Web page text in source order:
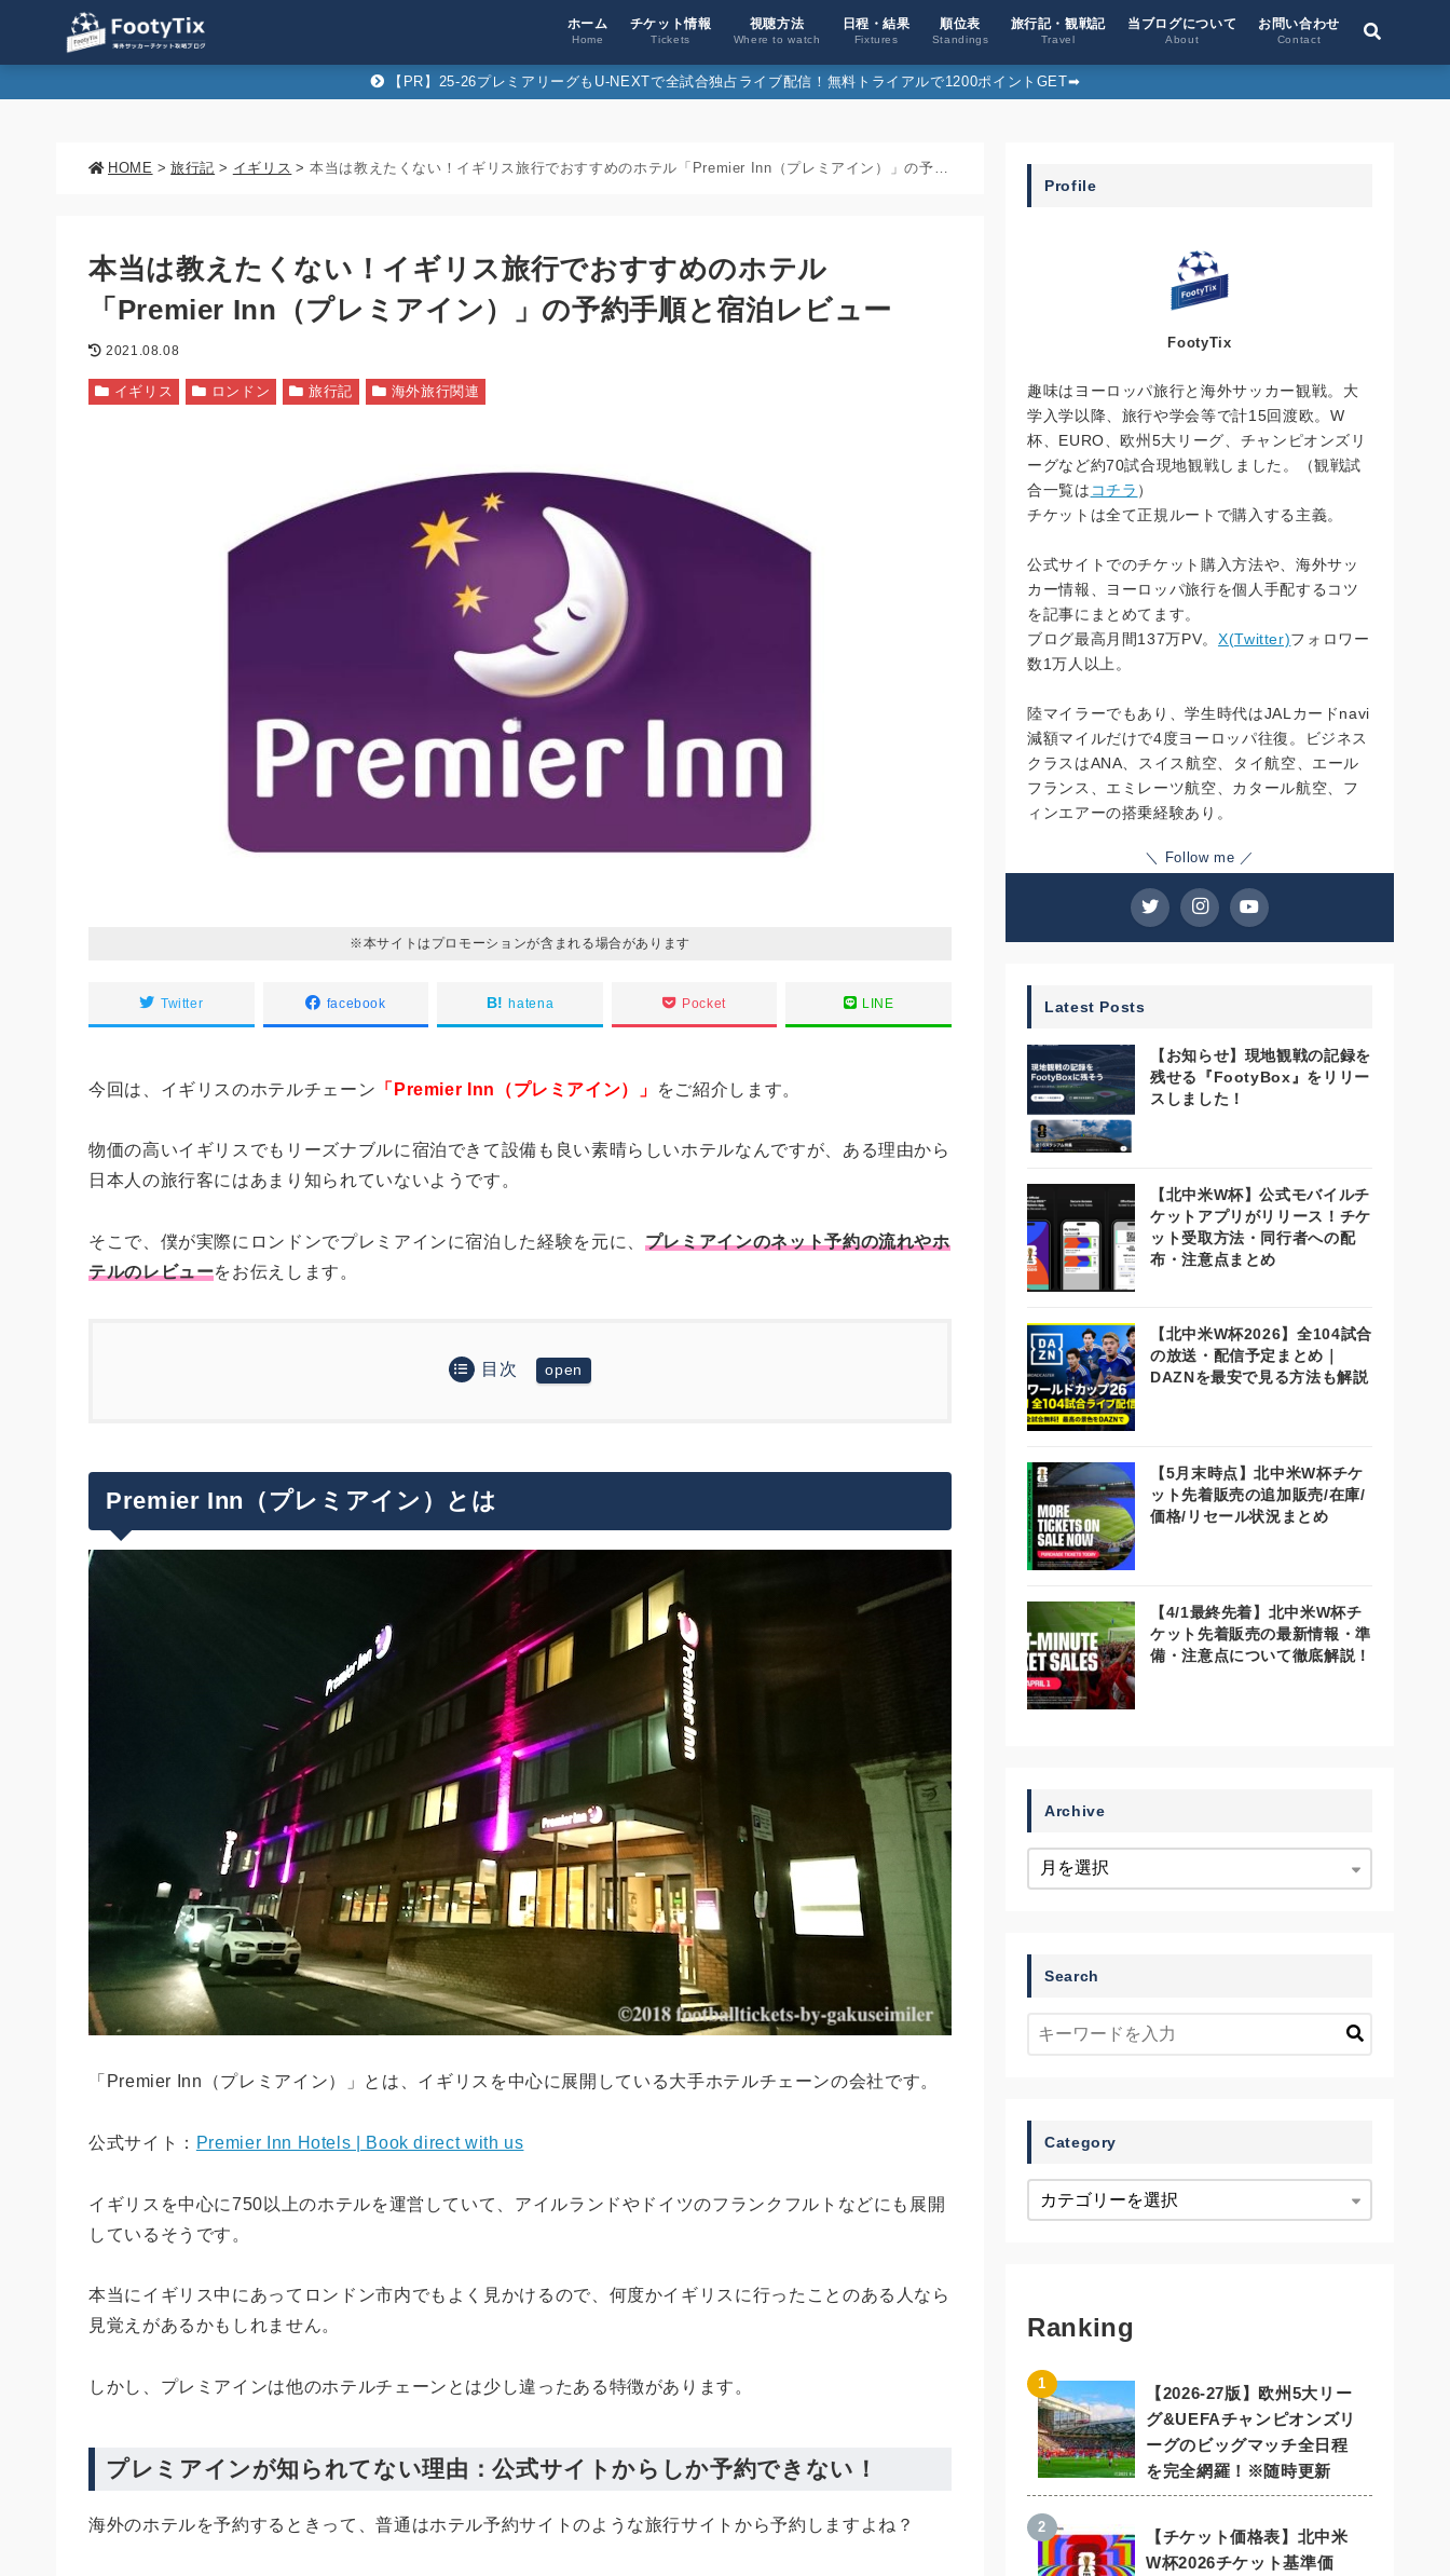
ホーム
Home
チケット情報
Tickets
視聴方法
Where to watch
日程・結果
Fixtures
順位表
Standings
旅行記・観戦記
Travel
当ブログについて
About
お問い合わせ
Contact
【PR】25-26プレミアリーグもU-NEXTで全試合独占ライブ配信！無料トライアルで1200ポイントGET➡︎
HOME > 旅行記 > イギリス > 本当は教えたくない！イギリス旅行でおすすめのホテル「Premier Inn（プレミアイン）」の予約手順と宿泊レビュー
本当は教えたくない！イギリス旅行でおすすめのホテル
「Premier Inn（プレミアイン）」の予約手順と宿泊レビュー
2021.08.08
イギリス ロンドン 旅行記 海外旅行関連
※本サイトはプロモーションが含まれる場合があります
Twitter facebook hatena Pocket LINE
今回は、イギリスのホテルチェーン 「Premier Inn（プレミアイン）」 をご紹介します。
物価の高いイギリスでもリーズナブルに宿泊できて設備も良い素晴らしいホテルなんですが、ある理由から
日本人の旅行客にはあまり知られていないようです。
そこで、僕が実際にロンドンでプレミアインに宿泊した経験を元に、 プレミアインのネット予約の流れやホ
テルのレビューをお伝えします。
目次
値段がリーズナブル
デメリットは？
プレミアイン公式サイトの予約手順
目的地・日付・人数を入力して検索
予約者情報を入力
最後に：イギリス行くならプレミアリーグを観戦しよう！
Premier Inn（プレミアイン）とは
「Premier Inn（プレミアイン）」とは、イギリスを中心に展開している大手ホテルチェーンの会社です。
公式サイト： Premier Inn Hotels | Book direct with us
イギリスを中心に750以上のホテルを運営していて、アイルランドやドイツのフランクフルトなどにも展開
しているそうです。
本当にイギリス中にあってロンドン市内でもよく見かけるので、何度かイギリスに行ったことのある人なら
見覚えがあるかもしれません。
しかし、プレミアインは他のホテルチェーンとは少し違ったある特徴があります。
プレミアインが知られてない理由：公式サイトからしか予約できない！
海外のホテルを予約するときって、普通はホテル予約サイトのような旅行サイトから予約しますよね？
Profile
FootyTix
趣味はヨーロッパ旅行と海外サッカー観戦。大
学入学以降、旅行や学会等で計15回渡欧。W
杯、EURO、欧州5大リーグ、チャンピオンズリ
ーグなど約70試合現地観戦しました。（観戦試
合一覧は コチラ ）
チケットは全て正規ルートで購入する主義。
公式サイトでのチケット購入方法や、海外サッ
カー情報、ヨーロッパ旅行を個人手配するコツ
を記事にまとめてます。
ブログ最高月間137万PV。 X(Twitter)フォロワー
数1万人以上。
陸マイラーでもあり、学生時代はJALカードnavi
減額マイルだけで4度ヨーロッパ往復。ビジネス
クラスはANA、スイス航空、タイ航空、エール
フランス、エミレーツ航空、カタール航空、フ
ィンエアーの搭乗経験あり。
＼ Follow me ／
Latest Posts
【お知らせ】現地観戦の記録を
残せる『FootyBox』をリリー
スしました！
【北中米W杯】公式モバイルチ
ケットアプリがリリース！チケ
ット受取方法・同行者への配
布・注意点まとめ
【北中米W杯2026】全104試合
の放送・配信予定まとめ｜
DAZNを最安で見る方法も解説
【5月末時点】北中米W杯チケ
ット先着販売の追加販売/在庫/
価格/リセール状況まとめ
【4/1最終先着】北中米W杯チ
ケット先着販売の最新情報・準
備・注意点について徹底解説！
Archive
Search
Category
Ranking
【2026-27版】欧州5大リー
グ&UEFAチャンピオンズリ
ーグのビッグマッチ全日程
を完全網羅！※随時更新
【チケット価格表】北中米
W杯2026チケット基準価